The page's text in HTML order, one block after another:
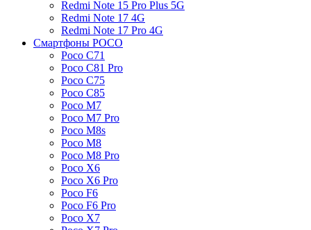
Redmi Note 15 Pro Plus 5G
Redmi Note 17 4G
Redmi Note 17 Pro 4G
Смартфоны POCO
Poco C71
Poco C81 Pro
Poco C75
Poco C85
Poco M7
Poco M7 Pro
Poco M8s
Poco M8
Poco M8 Pro
Poco X6
Poco X6 Pro
Poco F6
Poco F6 Pro
Poco X7